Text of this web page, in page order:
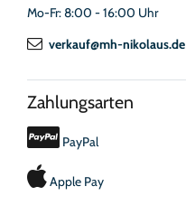
Mo-Fr: 8:00 - 16:00 Uhr
verkauf@mh-nikolaus.de
Zahlungsarten
PayPal
Apple Pay